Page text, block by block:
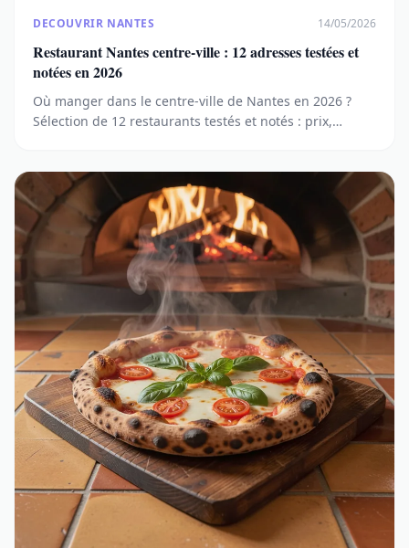
DECOUVRIR NANTES 14/05/2026
Restaurant Nantes centre-ville : 12 adresses testées et
notées en 2026
Où manger dans le centre-ville de Nantes en 2026 ?
Sélection de 12 restaurants testés et notés : prix,